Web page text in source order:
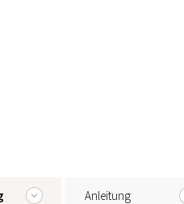
Anleitung